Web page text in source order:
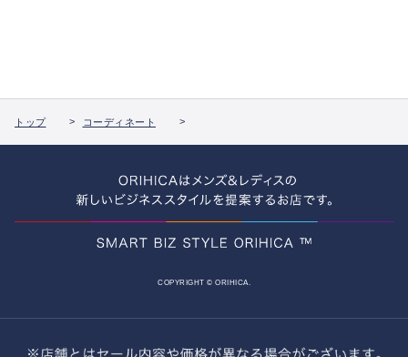
トップ コーディネート
COPYRIGHT © ORIHICA.